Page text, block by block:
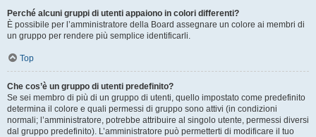
Perché alcuni gruppi di utenti appaiono in colori differenti?
È possibile per l’amministratore della Board assegnare un colore ai membri di
un gruppo per rendere più semplice identificarli.
Top
Che cos’è un gruppo di utenti predefinito?
Se sei membro di più di un gruppo di utenti, quello impostato come predefinito
determina il colore e quali permessi di gruppo sono attivi (in condizioni
normali; l’amministratore, potrebbe attribuire al singolo utente, permessi diversi
dal gruppo predefinito). L’amministratore può permetterti di modificare il tuo